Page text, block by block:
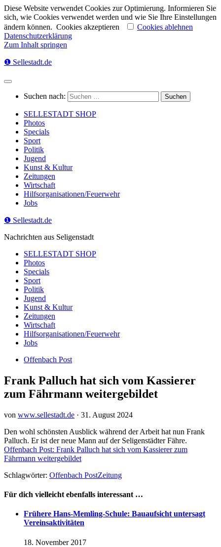
Diese Website verwendet Cookies zur Optimierung. Informieren Sie
sich, wie Cookies verwendet werden und wie Sie Ihre Einstellungen
ändern können. Cookies akzeptieren
Cookies ablehnen
Datenschutzerklärung
Zum Inhalt springen
❶ Sellestadt.de
Suchen nach:
SELLESTADT SHOP
Photos
Specials
Sport
Politik
Jugend
Kunst & Kultur
Zeitungen
Wirtschaft
Hilfsorganisationen/Feuerwehr
Jobs
❶ Sellestadt.de
Nachrichten aus Seligenstadt
SELLESTADT SHOP
Photos
Specials
Sport
Politik
Jugend
Kunst & Kultur
Zeitungen
Wirtschaft
Hilfsorganisationen/Feuerwehr
Jobs
Offenbach Post
Frank Palluch hat sich vom Kassierer
zum Fährmann weitergebildet
von www.sellestadt.de · 31. August 2024
Den wohl schönsten Ausblick während der Arbeit hat nun Frank
Palluch. Er ist der neue Mann auf der Seligenstädter Fähre.
Offenbach Post: Frank Palluch hat sich vom Kassierer zum
Fährmann weitergebildet
Schlagwörter: Offenbach PostZeitung
Für dich vielleicht ebenfalls interessant …
Frühere Hans-Memling-Schule: Bauaufsicht untersagt
Vereinsaktivitäten
18. November 2017